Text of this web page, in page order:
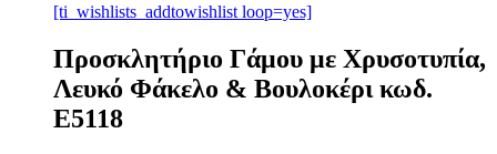
[ti_wishlists_addtowishlist loop=yes]
Προσκλητήριο Γάμου με Χρυσοτυπία,
Λευκό Φάκελο & Βουλοκέρι κωδ.
E5118